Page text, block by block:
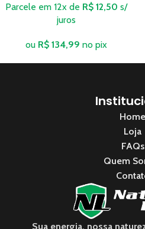
Parcele em 12x de R$ 12,50 s/
juros
ou R$ 134,99 no pix
Home
Loja
FAQs
Quem
Sua energia, nossa